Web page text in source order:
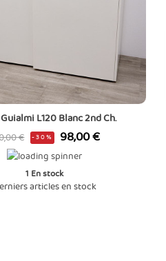
L120 Blanc 2nd Ch.
€ -30% Prix
98,00 €
1 En stock
articles en stock